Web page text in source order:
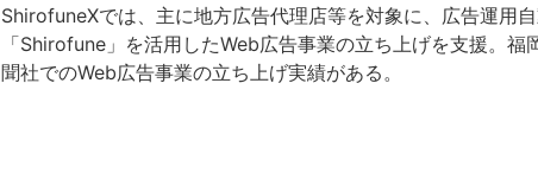
ShirofuneXでは、主に地方広告代理店等を対象に、広告運用
「Shirofune」を活用したWeb広告事業の立ち上げを支援。福
聞社でのWeb広告事業の立ち上げ実績がある。